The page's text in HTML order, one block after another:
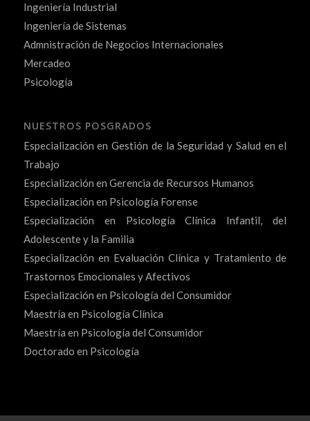
Ingeniería Industrial
Ingeniería de Sistemas
Admnistración de Negocios Internacionales
Mercadeo
Psicología
NUESTROS POSGRADOS
Especialización en Gestión de la Seguridad y Salud en el
Trabajo
Especialización en Gerencia de Recursos Humanos
Especialización en Psicología Forense
Especialización en Psicología Clínica Infantil, del
Adolescente y la Familia
Especialización en Evaluación Clínica y Tratamiento de
Trastornos Emocionales y Afectivos
Especialización en Psicología del Consumidor
Maestría en Psicología Clínica
Maestría en Psicología del Consumidor
Doctorado en Psicología